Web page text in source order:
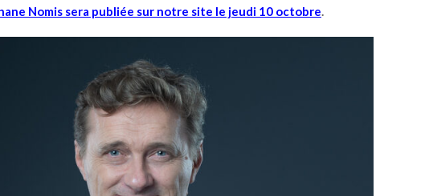
Nomis sera publiée sur notre site le jeudi 10 octobre.